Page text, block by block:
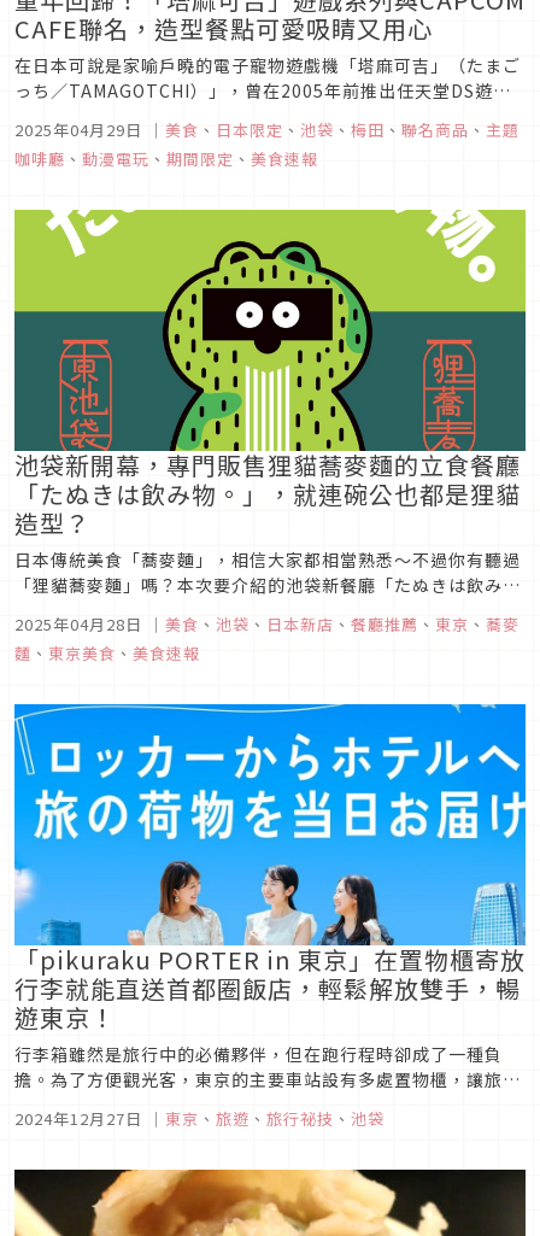
CAFE聯名，造型餐點可愛吸睛又用心
在日本可說是家喻戶曉的電子寵物遊戲機「塔麻可吉」（たまご
っち／TAMAGOTCHI）」，曾在2005年前推出任天堂DS遊戲
今年（2025年）6月推出最新續作。因應新遊戲的即將問世，塔
麻可吉也特別與CAPCOM CAFE聯名推出各式造型餐點與限定...
2025年04月29日 ｜ 美食 、 日本限定 、 池袋 、 梅田 、 聯名商品 、 主題
咖啡廳 、 動漫電玩 、 期間限定 、 美食速報
池袋新開幕，專門販售狸貓蕎麥麵的立食餐廳
「たぬきは飲み物。」，就連碗公也都是狸貓
造型？
日本傳統美食「蕎麥麵」，相信大家都相當熟悉～不過你有聽過
「狸貓蕎麥麵」嗎？本次要介紹的池袋新餐廳「たぬきは飲み
特色不只是美味的狸貓蕎麥麵，就連這家店使用的「特製碗公」
也是一大特色喔！就讓我們一起來瞧瞧這家店的厲害之處吧！
2025年04月28日 ｜ 美食 、 池袋 、 日本新店 、 餐廳推薦 、 東京 、 蕎麥
麵 、 東京美食 、 美食速報
「pikuraku PORTER in 東京」在置物櫃寄放
行李就能直送首都圈飯店，輕鬆解放雙手，暢
遊東京！
行李箱雖然是旅行中的必備夥伴，但在跑行程時卻成了一種負
擔。為了方便觀光客，東京的主要車站設有多處置物櫃，讓旅客
回原地取回行李。 為此，西武鐵道推出了「pikuraku PORTER
2024年12月27日 ｜ 東京 、 旅遊 、 旅行祕技 、 池袋